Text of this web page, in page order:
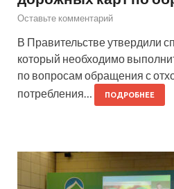
Оставьте комментарий
В Правительстве утвердили
который необходимо
по вопросам обращения с
потребления…
ПОДРОБНЕЕ